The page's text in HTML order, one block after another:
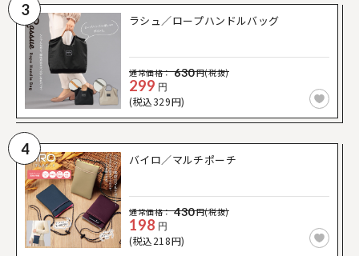
3
ラシュ／ロープハンドルバッグ
通常価格： 630円(税抜)
299 円
(税込329円)
4
バイロ／マルチポーチ
通常価格： 430円(税抜)
198 円
(税込218円)